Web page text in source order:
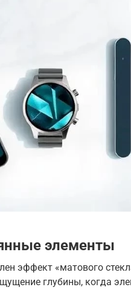
элементы
эффект «матового
глубины, когда